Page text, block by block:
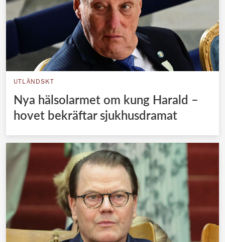
UTLÄNDSKT
Nya hälsolarmet om kung Harald –
hovet bekräftar sjukhusdramat